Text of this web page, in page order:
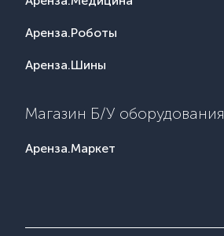
Аренза.Роботы
Аренза.Шины
Магазин Б/У оборудования
Аренза.Маркет